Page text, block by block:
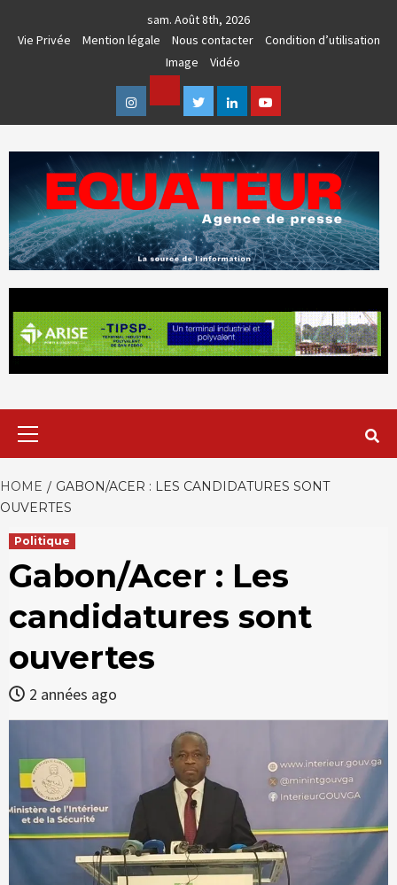
sam. Août 8th, 2026
Vie Privée
Mention légale Nous contacter
Condition d’utilisation
Image
Vidéo
Instagram
Facebook
TwitterLinkedinYoutube
EQUATEUR
HOME
GABON/ACER : LES CANDIDATURES SONT
OUVERTES
Politique
Gabon/Acer : Les
candidatures sont
ouvertes
2 années ago